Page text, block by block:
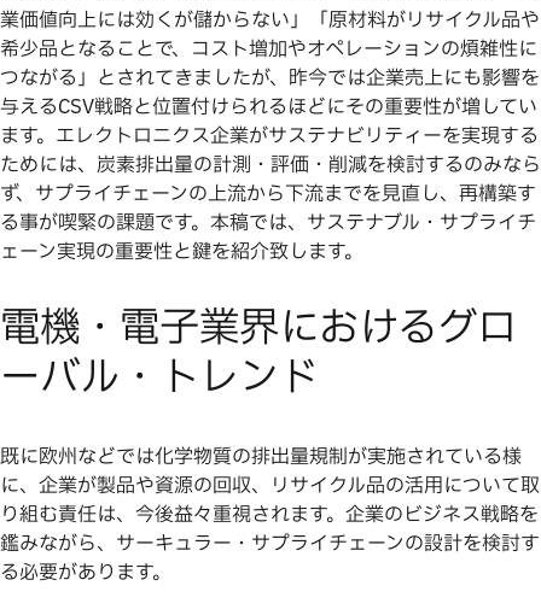
業価値向上には効くが儲からない」「原材料がリサイクル品や
希少品となることで、コスト増加やオペレーションの煩雑性に
つながる」とされてきましたが、昨今では企業売上にも影響を
与えるCSV戦略と位置付けられるほどにその重要性が増してい
ます。エレクトロニクス企業がサステナビリティーを実現する
ためには、炭素排出量の計測・評価・削減を検討するのみなら
ず、サプライチェーンの上流から下流までを見直し、再構築す
る事が喫緊の課題です。本稿では、サステナブル・サプライチ
ェーン実現の重要性と鍵を紹介致します。
電機・電子業界におけるグロ
ーバル・トレンド
既に欧州などでは化学物質の排出量規制が実施されている様
に、企業が製品や資源の回収、リサイクル品の活用について取
り組む責任は、今後益々重視されます。企業のビジネス戦略を
鑑みながら、サーキュラー・サプライチェーンの設計を検討す
る必要があります。